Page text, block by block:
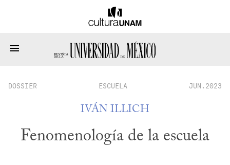
DOSSIER ESCUELA JUN.2023
IVÁN ILLICH
Fenomenología de la escuela